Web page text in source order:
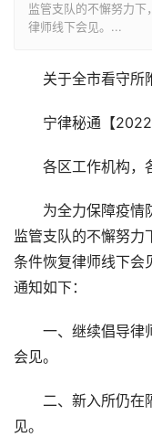
监管支队的不懈努力
律师线下会见。...
关于全市看守所附
宁律秘通【2022
各区工作机构，各
为全力保障疫情防
监管支队的不懈努
条件恢复律师线下会
通知如下：
一、继续倡导律师
会见。
二、新入所仍在隔
见。